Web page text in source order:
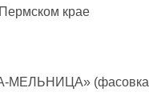
крае
МЕЛЬНИЦА» (фасовка